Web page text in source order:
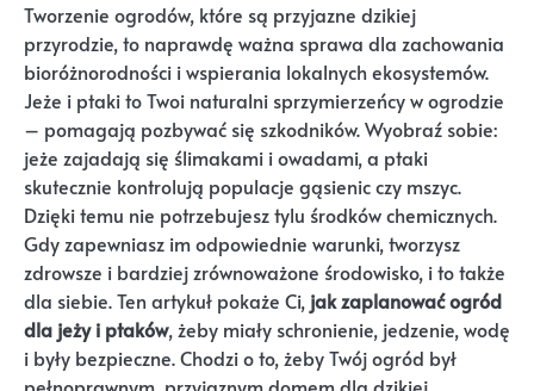
Tworzenie ogrodów, które są przyjazne dzikiej
przyrodzie, to naprawdę ważna sprawa dla zachowania
bioróżnorodności i wspierania lokalnych ekosystemów.
Jeże i ptaki to Twoi naturalni sprzymierzeńcy w ogrodzie
– pomagają pozbywać się szkodników. Wyobraź sobie:
jeże zajadają się ślimakami i owadami, a ptaki
skutecznie kontrolują populacje gąsienic czy mszyc.
Dzięki temu nie potrzebujesz tylu środków chemicznych.
Gdy zapewniasz im odpowiednie warunki, tworzysz
zdrowsze i bardziej zrównoważone środowisko, i to także
dla siebie. Ten artykuł pokaże Ci, jak zaplanować ogród
dla jeży i ptaków, żeby miały schronienie, jedzenie, wodę
i były bezpieczne. Chodzi o to, żeby Twój ogród był